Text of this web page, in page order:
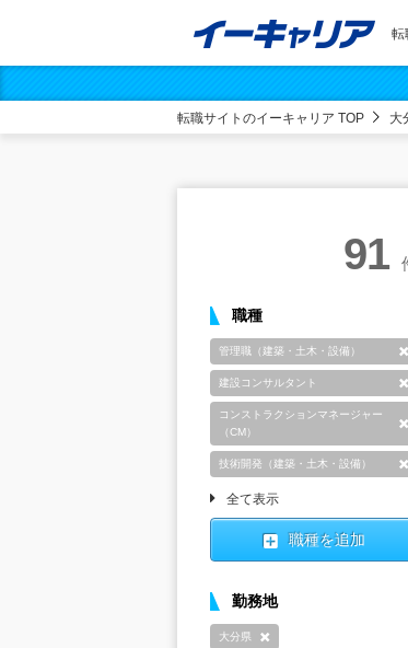
転
転職サイトのイーキャリア TOP 大
91
職種
管理職（建築・土木・設備）
建設コンサルタント
コンストラクションマネージャー
（CM）
技術開発（建築・土木・設備）
全て表示
職種を追加
勤務地
大分県